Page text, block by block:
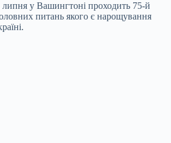
липня у Вашингтоні проходить 75-й
питань якого є нарощування